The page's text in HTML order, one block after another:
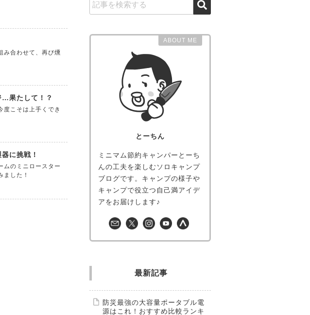
み合わせて、再び燻
…果たして！？
度こそは上手くでき
に挑戦！
ムのミニロースター
した！
ABOUT ME
とーちん
ミニマム節約キャンパーとーち
んの工夫を楽しむソロキャンプ
ブログです。キャンプの様子や
キャンプで役立つ自己満アイデ
アをお届けします♪
最新記事
防災最強の大容量ポータブル電
源はこれ！おすすめ比較ランキ